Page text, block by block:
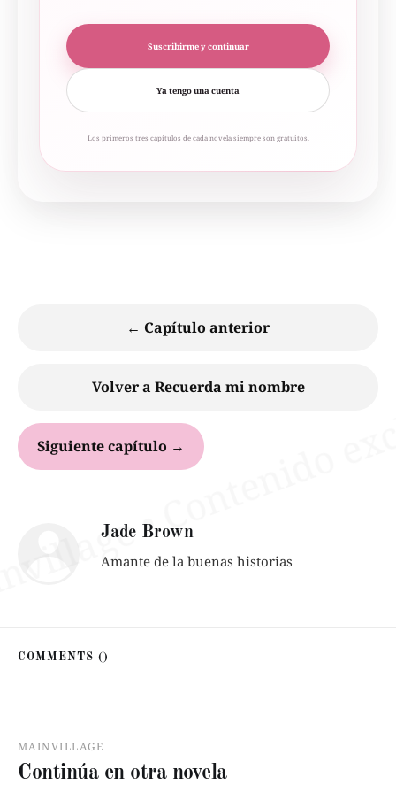
Suscribirme y continuar
Ya tengo una cuenta
Los primeros tres capítulos de cada novela siempre son gratuitos.
← Capítulo anterior
Volver a Recuerda mi nombre
Siguiente capítulo →
Jade Brown
Amante de la buenas historias
COMMENTS ()
MAINVILLAGE
Continúa en otra novela